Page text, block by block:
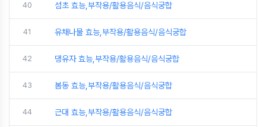
40 섬초 효능,부작용/활용음식/음식궁합
41 유채나물 효능,부작용/활용음식/음식궁합
42 댕유자 효능,부작용/활용음식/음식궁합
43 봄동 효능,부작용/활용음식/음식궁합
44 근대 효능,부작용/활용음식/음식궁합